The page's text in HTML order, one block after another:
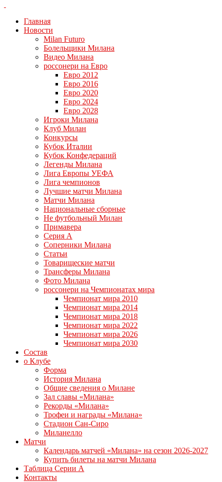
Главная
Новости
Milan Futuro
Болельщики Милана
Видео Милана
россонери на Евро
Евро 2012
Евро 2016
Евро 2020
Евро 2024
Евро 2028
Игроки Милана
Клуб Милан
Конкурсы
Кубок Италии
Кубок Конфедераций
Легенды Милана
Лига Европы УЕФА
Лига чемпионов
Лучшие матчи Милана
Матчи Милана
Национальные сборные
Не футбольный Милан
Примавера
Серия А
Соперники Милана
Статьи
Товарищеские матчи
Трансферы Милана
Фото Милана
россонери на Чемпионатах мира
Чемпионат мира 2010
Чемпионат мира 2014
Чемпионат мира 2018
Чемпионат мира 2022
Чемпионат мира 2026
Чемпионат мира 2030
Состав
о Клубе
Форма
История Милана
Общие сведения о Милане
Зал славы «Милана»
Рекорды «Милана»
Трофеи и награды «Милана»
Стадион Сан-Сиро
Миланелло
Матчи
Календарь матчей «Милана» на сезон 2026-2027
Купить билеты на матчи Милана
Таблица Серии А
Контакты